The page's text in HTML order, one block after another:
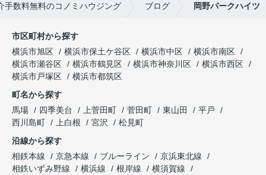
手数料無料のコノミハウジング ブログ 岡野パークハイツ
市区町村から探す
横浜市旭区
横浜市保土ケ谷区 横浜市中区
横浜市南区
横浜市瀬谷区
横浜市鶴見区 横浜市神奈川区
横浜市西区
横浜市戸塚区
横浜市都筑区
町名から探す
馬場
四季美台 上菅田町 菅田町 東山田
平戸
西川島町
上白根 宮沢
松見町
沿線から探す
相鉄本線
京急本線 ブルーライン
京浜東北線
相鉄いずみ野線
横浜線 根岸線
横須賀線